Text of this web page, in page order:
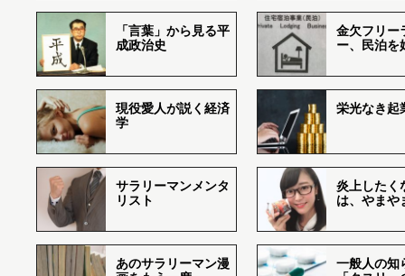
「言葉」から見る平
成政治史
金欠フリー
ー、民泊を
現役愛人が説く経済
学
栄光なき起
サラリーマンメンタ
リスト
炎上したく
は、やまや
あのサラリーマン漫
一般人の知